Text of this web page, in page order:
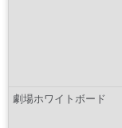
劇場ホワイトボード